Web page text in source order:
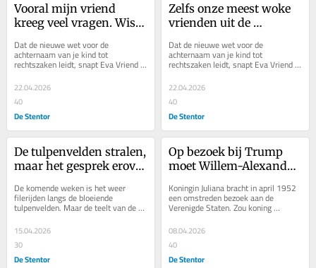
Vooral mijn vriend
kreeg veel vragen. Wist
Dat de nieuwe wet voor de
achternaam van je kind tot
rechtszaken leidt, snapt Eva Vriend
wel. Al waren ze er bij haar thuis snel
uit.
22.04.2026
40
De Stentor
Zelfs onze meest woke
vrienden uit de
ons heen
Dat de nieuwe wet voor de
achternaam van je kind tot
rechtszaken leidt, snapt Eva Vriend
wel. Al waren ze er bij haar thuis snel
uit.
22.04.2026
40
De Stentor
De tulpenvelden stralen,
maar het gesprek erover
De komende weken is het weer
filerijden langs de bloeiende
tulpenvelden. Maar de teelt van de
nationale trots gaat meer en meer
gepaard met felle...
15.04.2026
30
De Stentor
Op bezoek bij Trump
moet Willem-Alexander
Koningin Juliana bracht in april 1952
een omstreden bezoek aan de
Verenigde Staten. Zou koning
Willem-Alexander ooit durven wat zij
toen deed, vraagt...
08.04.2026
40
De Stentor